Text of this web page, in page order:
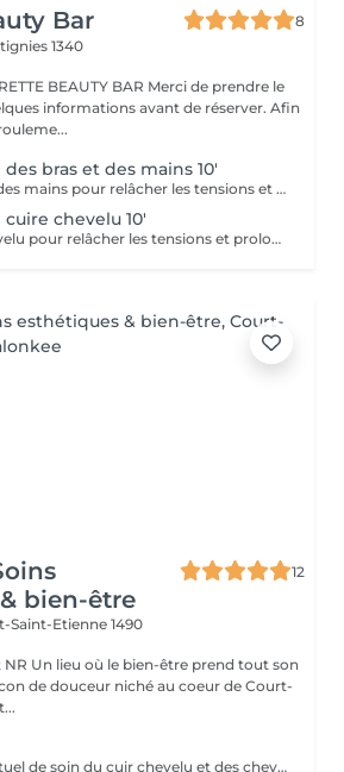
Bar
8
1340
BAR Merci de prendre le
informations avant de réserver. Afin
des bras et des mains 10'
Massage des bras et des mains pour relâcher les tensions et apporter une sensation de bien-être immédiat.
cuire chevelu 10'
Massage du cuir chevelu pour relâcher les tensions et prolonger la sensation de bien-être pendant votre soin visage.
bien-être
12
Saint-Etienne 1490
tout son
Le Head spa est un rituel de soin du cuir chevelu et des cheveux inspiré des pratiques japonaises. Il combine massage crânien, techniques de détente et soins pour nettoyer en profondeur, stimuler la micro-circulation et soulager les tensions. Grâce à des mouvements lents et enveloppants, il procure une sensation de relaxation intense.